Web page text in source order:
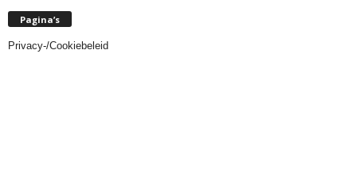
Pagina’s
Privacy-/Cookiebeleid